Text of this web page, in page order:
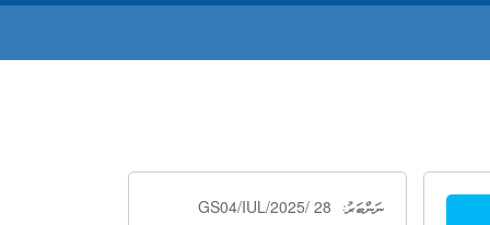
ނަންބަރު: GS04/IUL/2025/ 28